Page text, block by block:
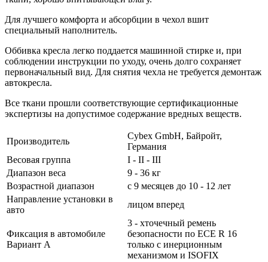
Для лучшего комфорта и абсорбции в чехол вшит
специальный наполнитель.
Оббивка кресла легко поддается машинной стирке и, при
соблюдении инструкции по уходу, очень долго сохраняет
первоначальный вид. Для снятия чехла не требуется демонтаж
автокресла.
Все ткани прошли соответствующие сертификационные
экспертизы на допустимое содержание вредных веществ.
Производитель
Cybex GmbH, Байройт,
Германия
Весовая группа
I - II - III
Диапазон веса
9 - 36 кг
Возрастной диапазон
с 9 месяцев до 10 - 12 лет
Направление установки в
авто
лицом вперед
Фиксация в автомобиле
Вариант А
3 - хточечный ремень
безопасности по ECE R 16
только с инерционным
механизмом и ISOFIX